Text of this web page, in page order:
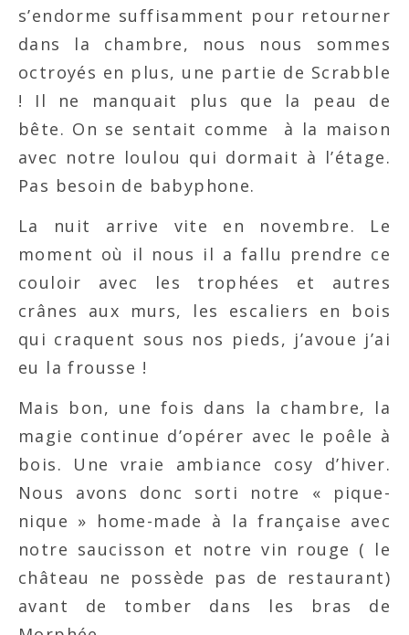
s’endorme suffisamment pour retourner
dans la chambre, nous nous sommes
octroyés en plus, une partie de Scrabble
! Il ne manquait plus que la peau de
bête. On se sentait comme à la maison
avec notre loulou qui dormait à l’étage.
Pas besoin de babyphone.
La nuit arrive vite en novembre. Le
moment où il nous il a fallu prendre ce
couloir avec les trophées et autres
crânes aux murs, les escaliers en bois
qui craquent sous nos pieds, j’avoue j’ai
eu la frousse !
Mais bon, une fois dans la chambre, la
magie continue d’opérer avec le poêle à
bois. Une vraie ambiance cosy d’hiver.
Nous avons donc sorti notre « pique-
nique » home-made à la française avec
notre saucisson et notre vin rouge ( le
château ne possède pas de restaurant)
avant de tomber dans les bras de